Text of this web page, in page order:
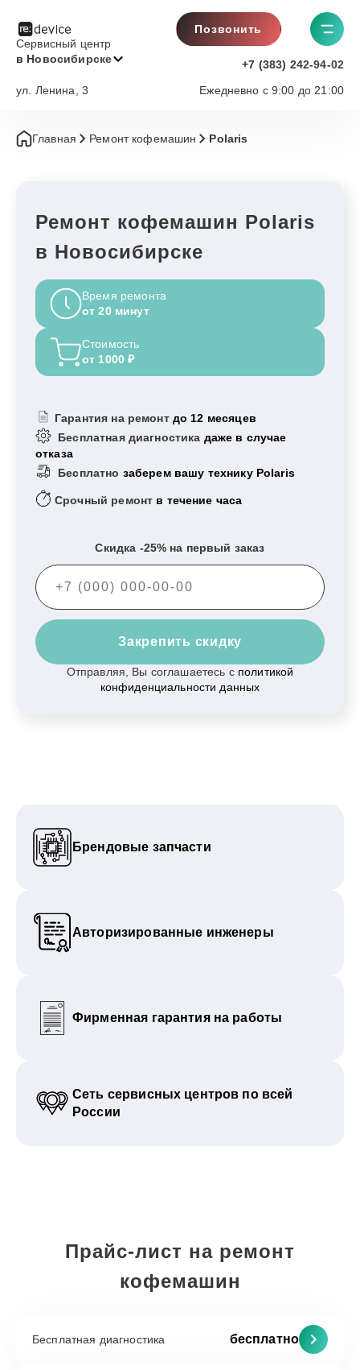
Сервисный центр
в Новосибирске
Позвонить
+7 (383) 242-94-02
Ежедневно с 9:00 до 21:00
ул. Ленина, 3
Главная Ремонт кофемашин Polaris
Ремонт кофемашин Polaris
в Новосибирске
Время ремонта
от 20 минут
Стоимость
от 1000 ₽
Гарантия на ремонт до 12 месяцев
Бесплатная диагностика даже в случае
отказа
Бесплатно заберем вашу технику Polaris
Срочный ремонт в течение часа
Скидка -25% на первый заказ
Закрепить скидку
Отправляя, Вы соглашаетесь с политикой
конфиденциальности данных
Брендовые запчасти
Авторизированные инженеры
Фирменная гарантия на работы
Сеть сервисных центров по всей
России
Прайс-лист на ремонт
кофемашин
Бесплатная диагностика бесплатно